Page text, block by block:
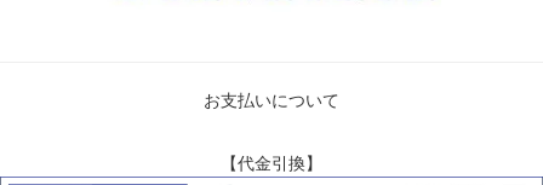
お支払いについて
【代金引換】